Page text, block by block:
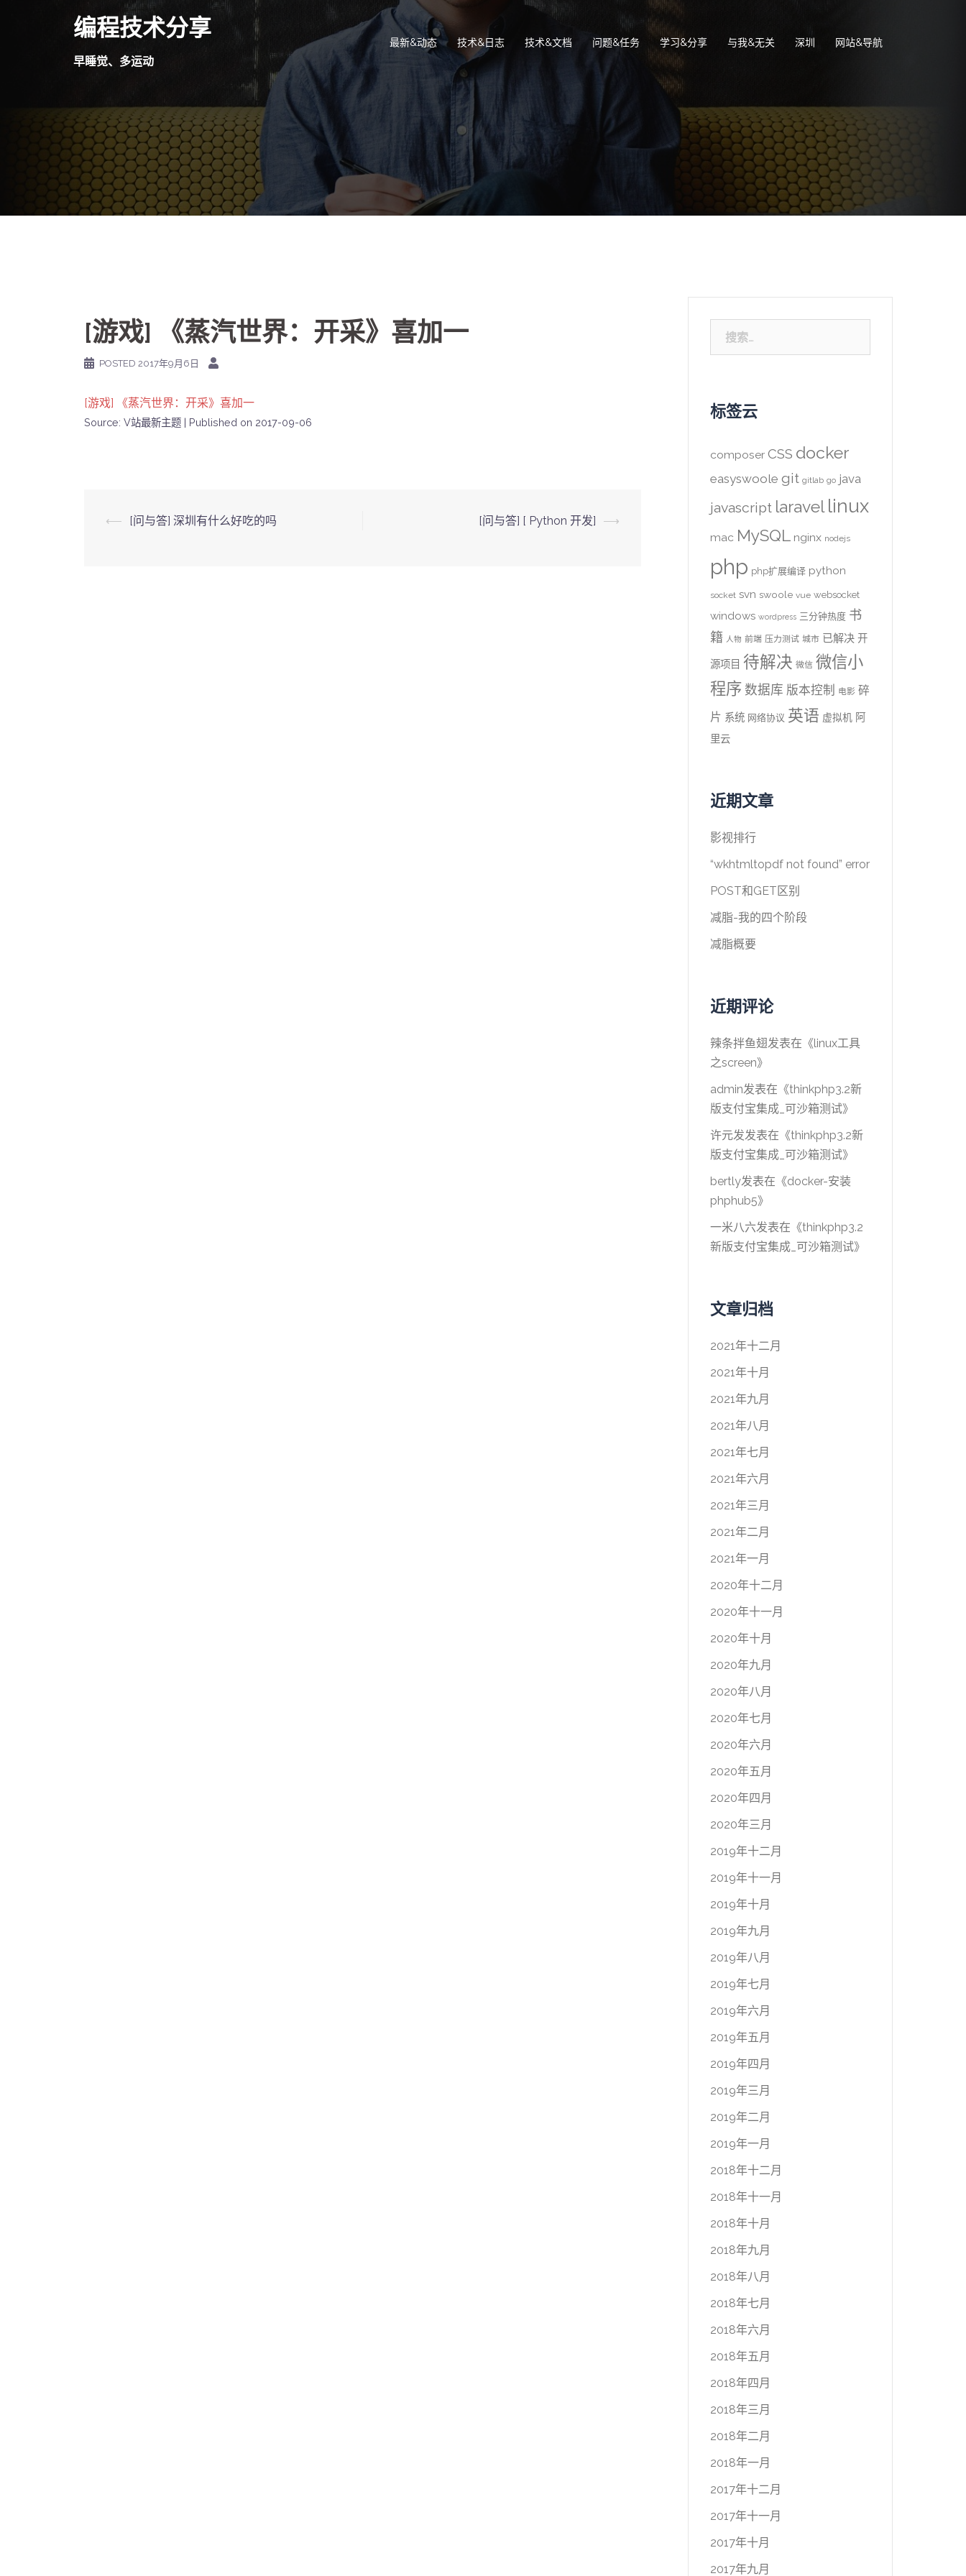
编程技术分享
早睡觉、多运动
最新&动态 技术&日志 技术&文档 问题&任务 学习&分享 与我&无关 深圳 网站&导航
[游戏] 《蒸汽世界：开采》喜加一
POSTED 2017年9月6日
[游戏] 《蒸汽世界：开采》喜加一
Source: V站最新主题 Published on 2017-09-06
Post
⟵ [问与答] 深圳有什么好吃的吗 [问与答] [ Python 开发] ⟶
索：
标签云
composer CSS docker
easyswoole git gitlab go java
javascript laravel linux
mac MySQL nginx nodejs
php php扩展编译 python
socket svn swoole vue websocket
windows wordpress 三分钟热度 书
籍 人物 前端 压力测试 城市 已解决 开
源项目 待解决 微信 微信小
程序 数据库 版本控制 电影 碎
片 系统 网络协议 英语 虚拟机 阿
里云
近期文章
影视排行
“wkhtmltopdf not found” error
POST和GET区别
减脂-我的四个阶段
减脂概要
近期评论
辣条拌鱼翅发表在《linux工具
之screen》
admin发表在《thinkphp3.2新
版支付宝集成_可沙箱测试》
许元发发表在《thinkphp3.2新
版支付宝集成_可沙箱测试》
bertly发表在《docker-安装
phphub5》
一米八六发表在《thinkphp3.2
新版支付宝集成_可沙箱测试》
文章归档
2021年十二月
2021年十月
2021年九月
2021年八月
2021年七月
2021年六月
2021年三月
2021年二月
2021年一月
2020年十二月
2020年十一月
2020年十月
2020年九月
2020年八月
2020年七月
2020年六月
2020年五月
2020年四月
2020年三月
2019年十二月
2019年十一月
2019年十月
2019年九月
2019年八月
2019年七月
2019年六月
2019年五月
2019年四月
2019年三月
2019年二月
2019年一月
2018年十二月
2018年十一月
2018年十月
2018年九月
2018年八月
2018年七月
2018年六月
2018年五月
2018年四月
2018年三月
2018年二月
2018年一月
2017年十二月
2017年十一月
2017年十月
2017年九月